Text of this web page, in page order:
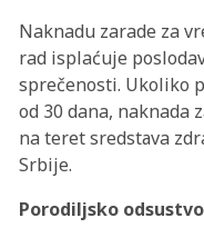
Naknadu zarade za
rad isplaćuje
sprečenosti. Ukoliko
od 30 dana, naknada
na teret sredstаva
Srbije.
Porodiljsko odsustvo